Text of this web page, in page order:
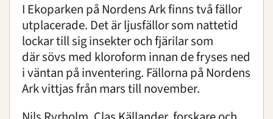
I Ekoparken på Nordens Ark finns två fällor
utplacerade. Det är ljusfällor som nattetid
lockar till sig insekter och fjärilar som
där sövs med kloroform innan de fryses ned
i väntan på inventering. Fällorna på Nordens
Ark vittjas från mars till november.